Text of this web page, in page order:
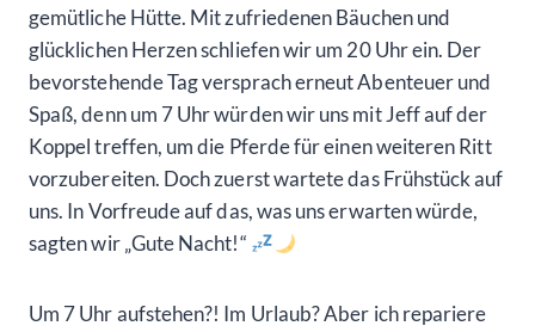
gemütliche Hütte. Mit zufriedenen Bäuchen und
glücklichen Herzen schliefen wir um 20 Uhr ein. Der
bevorstehende Tag versprach erneut Abenteuer und
Spaß, denn um 7 Uhr würden wir uns mit Jeff auf der
Koppel treffen, um die Pferde für einen weiteren Ritt
vorzubereiten. Doch zuerst wartete das Frühstück auf
uns. In Vorfreude auf das, was uns erwarten würde,
sagten wir „Gute Nacht!“
Um 7 Uhr aufstehen?! Im Urlaub? Aber ich repariere